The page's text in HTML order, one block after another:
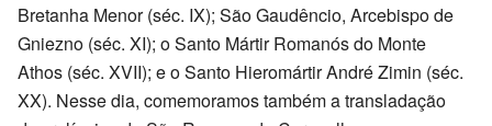
Bretanha Menor (séc. IX); São Gaudêncio, Arcebispo de
Gniezno (séc. XI); o Santo Mártir Romanós do Monte
Athos (séc. XVII); e o Santo Hieromártir André Zimin (séc.
XX). Nesse dia, comemoramos também a transladação